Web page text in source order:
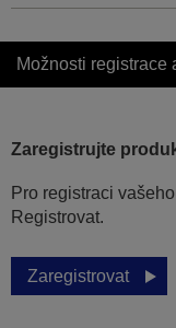
Možnosti registrace
Zaregistrujte
Pro registraci
Registrovat.
Zaregistrovat